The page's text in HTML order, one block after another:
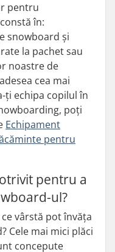
pentru
în:
snowboard și
la pachet sau
noastre de
cea mai
ți echipa copilul în
poți
Echipament
pentru
pentru a
ul?
vârstă pot învăța
Cele mai mici plăci
concepute